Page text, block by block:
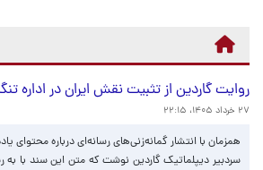
روایت گاردین از تثبیت نقش ایران در اداره
۲۷ خرداد ۱۴۰۵، ۲۲:۱۵
همزمان با انتشار گمانه‌زنی‌های رسانه‌ای درباره محتوای
سردبیر دیپلماتیک گاردین نوشت که متن این سند با